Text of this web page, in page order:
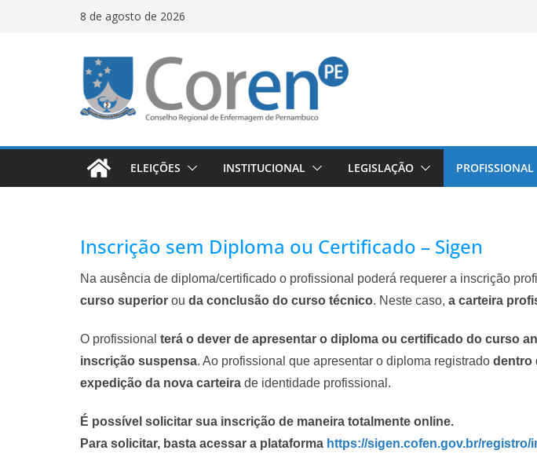
8 de agosto de 2026
ELEIÇÕES INSTITUCIONAL LEGISLAÇÃO PROFISSIONAL
Inscrição sem Diploma ou Certificado – Sigen
Na ausência de diploma/certificado o profissional poderá requerer a inscrição
curso superior ou da conclusão do curso técnico. Neste caso, a carteira
O profissional terá o dever de apresentar o diploma ou certificado do curso
inscrição suspensa. Ao profissional que apresentar o diploma registrado dentro
expedição da nova carteira de identidade profissional.
É possível solicitar sua inscrição de maneira totalmente online.
Para solicitar, basta acessar a plataforma https://sigen.cofen.gov.br/